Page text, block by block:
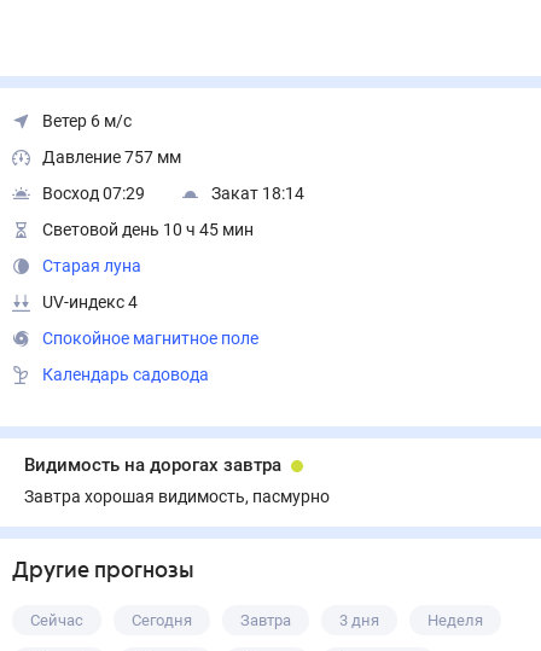
Ветер 6 м/с
Давление 757 мм
Восход 07:29
Закат 18:14
Световой день 10 ч 45 мин
Старая луна
UV-индекс 4
Спокойное магнитное поле
Календарь садовода
Видимость на дорогах завтра
Завтра хорошая видимость, пасмурно
Другие прогнозы
Сейчас Сегодня Завтра 3 дня Неделя